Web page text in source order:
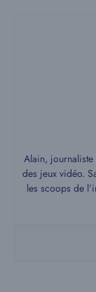
Alain, journaliste
des jeux vidéo.
les scoops de